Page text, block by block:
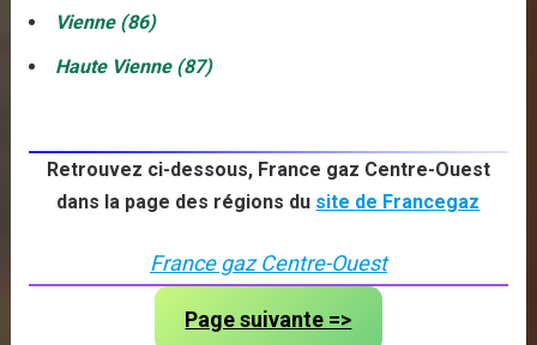
Vienne (86)
Haute Vienne (87)
Retrouvez ci-dessous, France gaz Centre-Ouest
dans la page des régions du site de Francegaz
France gaz Centre-Ouest
Page suivante =>